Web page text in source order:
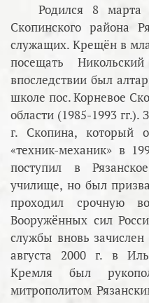
Родился 8 марта
Скопинского района
служащих. Крещён в
посещать
впоследствии был
школе пос. Корневое
области (1985-1993
г. Скопина, который
«техник-механик» в
поступил в
училище, но был
проходил срочную
Вооружённых сил
службы вновь
августа 2000 г. в
Кремля был
митрополитом